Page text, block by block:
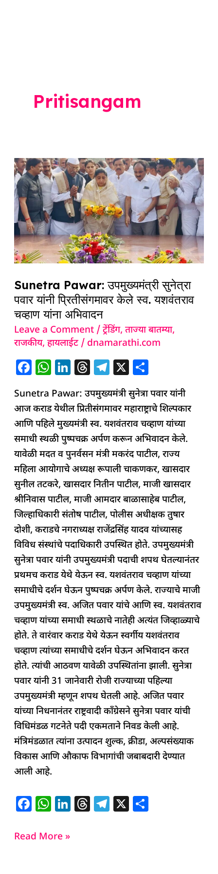
Pritisangam
Sunetra Pawar: उपमुख्यमंत्री सुनेत्रा
पवार यांनी प्रितीसंगमावर केले स्व. यशवंतराव
चव्हाण यांना अभिवादन
Leave a Comment /ट्रेंडिंग,ताज्या बातम्या,
राजकीय,हायलाईट/ dnamarathi.com
F
c
e
b
o
o
k
W
at
s
A
p
p
Li
k
e
dI
n
T
re
a
d
s
T
el
e
g
ra
m
X
ar
e
Sunetra Pawar: उपमुख्यमंत्री सुनेत्रा पवार यांनी
आज कराड येथील प्रितीसंगमावर महाराष्ट्राचे शिल्पकार
आणि पहिले मुख्यमंत्री स्व. यशवंतराव चव्हाण यांच्या
समाधी स्थळी पुष्पचक्र अर्पण करून अभिवादन केले.
यावेळी मदत व पुनर्वसन मंत्री मकरंद पाटील, राज्य
महिला आयोगाचे अध्यक्ष रूपाली चाकणकर, खासदार
सुनील तटकरे, खासदार नितीन पाटील, माजी खासदार
श्रीनिवास पाटील, माजी आमदार बाळासाहेब पाटील,
जिल्हाधिकारी संतोष पाटील, पोलीस अधीक्षक तुषार
दोशी, कराडचे नगराध्यक्ष राजेंद्रसिंह यादव यांच्यासह
विविध संस्थांचे पदाधिकारी उपस्थित होते. उपमुख्यमंत्री
सुनेत्रा पवार यांनी उपमुख्यमंत्री पदाची शपथ घेतल्यानंतर
प्रथमच कराड येथे येऊन स्व. यशवंतराव चव्हाण यांच्या
समाधीचे दर्शन घेऊन पुष्पचक्र अर्पण केले. राज्याचे माजी
उपमुख्यमंत्री स्व. अजित पवार यांचे आणि स्व. यशवंतराव
चव्हाण यांच्या समाधी स्थळाचे नातेही अत्यंत जिव्हाळ्याचे
होते. ते वारंवार कराड येथे येऊन स्वर्गीय यशवंतराव
चव्हाण त्यांच्या समाधीचे दर्शन घेऊन अभिवादन करत
होते. त्यांची आठवण यावेळी उपस्थितांना झाली. सुनेत्रा
पवार यांनी 31 जानेवारी रोजी राज्याच्या पहिल्या
उपमुख्यमंत्री म्हणून शपथ घेतली आहे. अजित पवार
यांच्या निधनानंतर राष्ट्रवादी काँग्रेसने सुनेत्रा पवार यांची
विधिमंडळ गटनेते पदी एकमताने निवड केली आहे.
मंत्रिमंडळात त्यांना उत्पादन शुल्क, क्रीडा, अल्पसंख्याक
विकास आणि औकाफ विभागांची जबाबदारी देण्यात
आली आहे.
F
c
W
at
Li T T X
Sunetra
Pawar:
उपमुख्यमंत्री
सुनेत्रा
पवार
यांनी
प्रितीसंगमावर
स्व.
यशवंतराव
चव्हाण
यांना
अभिवादन
Read More »